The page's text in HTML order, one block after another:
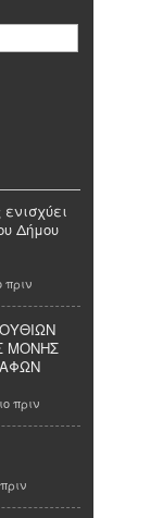
Δήμου
πριν
ΜΟΝΗΣ
πριν